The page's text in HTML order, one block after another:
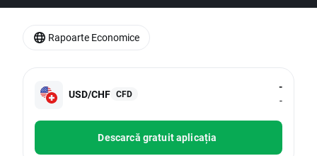
USD/CHF CFD
-
-
Descarcă gratuit aplicația
Rapoarte Economice